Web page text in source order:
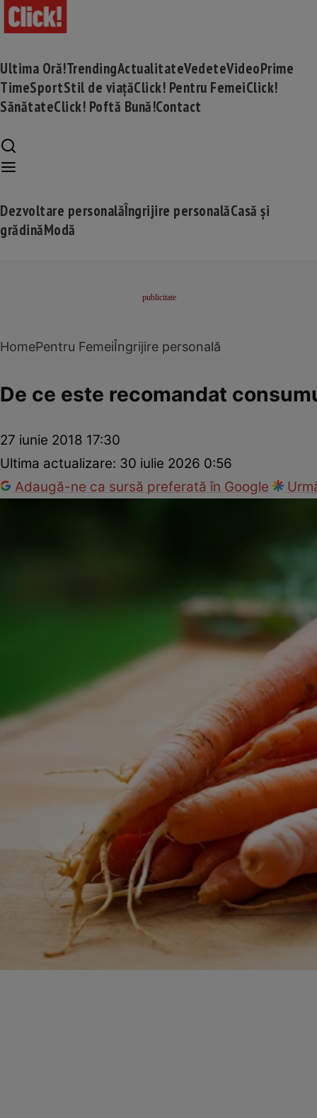
Ultima Oră!TrendingActualitateVedeteVideoPrime
TimeSportStil de viațăClick! Pentru FemeiClick!
SănătateClick! Poftă Bună!Contact
Dezvoltare personalăÎngrijire personalăCasă și
grădinăModă
HomePentru FemeiÎngrijire personală
De ce este recomandat
27 iunie 2018 17:30
Ultima actualizare: 30 iulie 2026 0:56
Adaugă-ne ca sursă preferată în Google